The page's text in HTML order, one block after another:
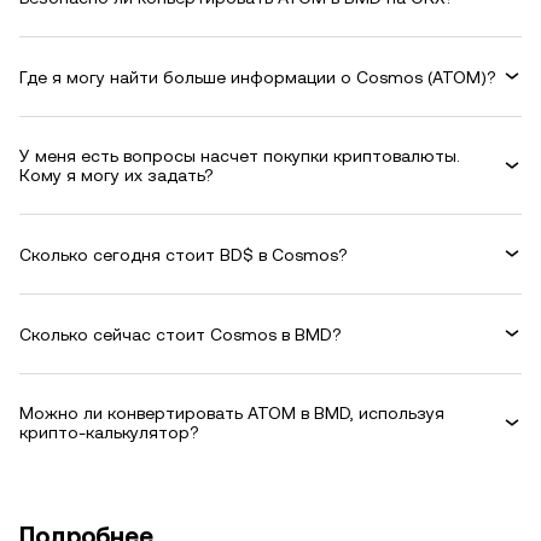
Где я могу найти больше информации о Cosmos (ATOM)?
У меня есть вопросы насчет покупки криптовалюты.
Кому я могу их задать?
Сколько сегодня стоит BD$ в Cosmos?
Сколько сейчас стоит Cosmos в BMD?
Можно ли конвертировать ATOM в BMD, используя
крипто-калькулятор?